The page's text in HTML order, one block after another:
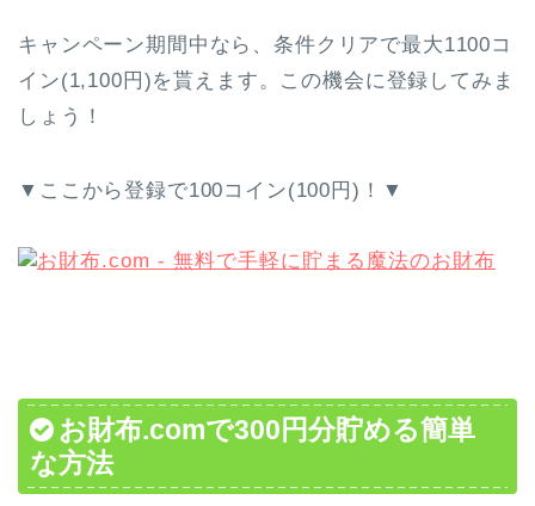
キャンペーン期間中なら、条件クリアで最大1100コ
イン(1,100円)を貰えます。この機会に登録してみま
しょう！
▼ ここから登録で100コイン(100円)！ ▼
お財布.comで300円分貯める簡単
な方法